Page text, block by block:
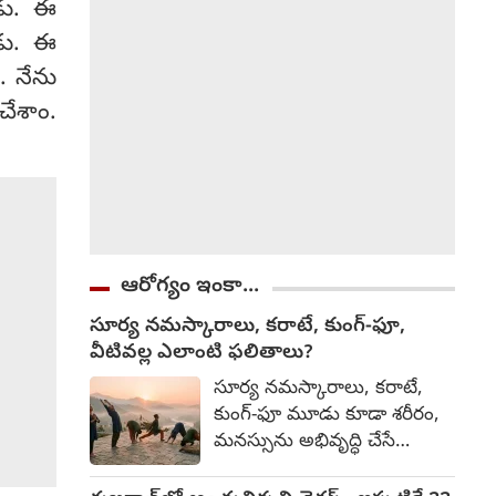
ఈ
ఈ
నేను
ఆరోగ్యం ఇంకా...
సూర్య నమస్కారాలు, కరాటే, కుంగ్-ఫూ,
వీటివల్ల ఎలాంటి ఫలితాలు?
సూర్య నమస్కారాలు, కరాటే,
కుంగ్-ఫూ మూడు కూడా శరీరం,
మనస్సును అభివృద్ధి చేసే